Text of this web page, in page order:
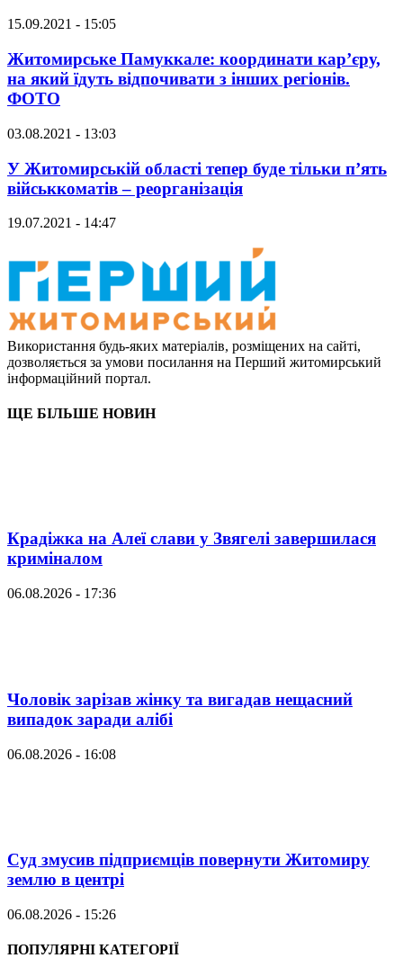
15.09.2021 - 15:05
Житомирське Памуккале: координати кар’єру,
на який їдуть відпочивати з інших регіонів.
ФОТО
03.08.2021 - 13:03
У Житомирській області тепер буде тільки п’ять
військкоматів – реорганізація
19.07.2021 - 14:47
Використання будь-яких матеріалів, розміщених на сайті,
дозволяється за умови посилання на Перший житомирський
інформаційний портал.
ЩЕ БІЛЬШЕ НОВИН
Крадіжка на Алеї слави у Звягелі завершилася
криміналом
06.08.2026 - 17:36
Чоловік зарізав жінку та вигадав нещасний
випадок заради алібі
06.08.2026 - 16:08
Суд змусив підприємців повернути Житомиру
землю в центрі
06.08.2026 - 15:26
ПОПУЛЯРНІ КАТЕГОРІЇ